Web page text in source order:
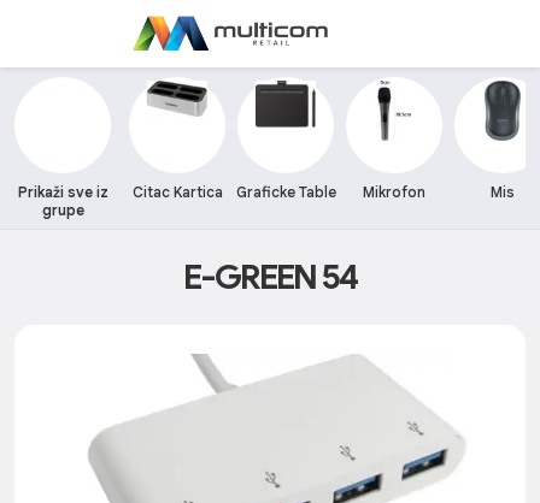
Prikaži sve iz
grupe
Citac Kartica Graficke Table Mikrofon Mis
E-GREEN 54